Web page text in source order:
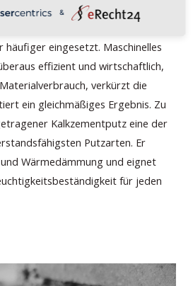
Maschinenputz aus. Die
eingesetzt. Maschinelles
effizient und wirtschaftlich,
verkürzt die
ein gleichmäßiges Ergebnis. Zu
Kalkzementputz eine der
Putzarten. Er
Wärmedämmung und eignet
für jeden
&